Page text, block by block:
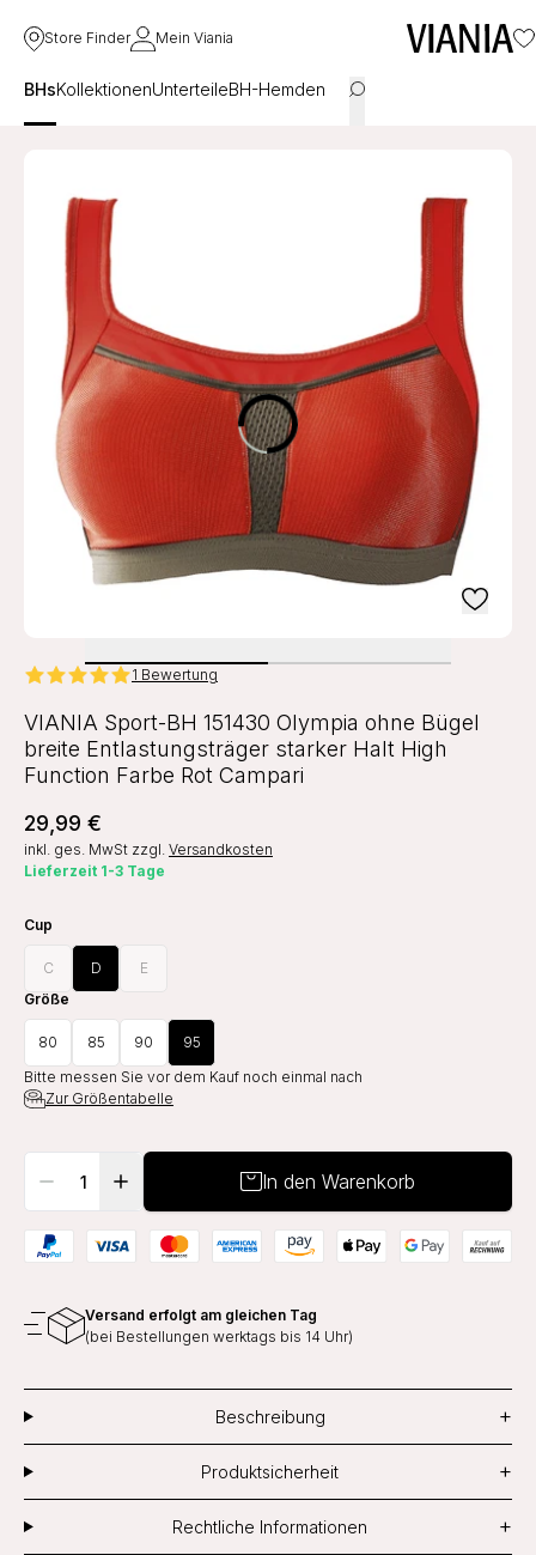
Store Finder Mein Viania
BHsKollektionenUnterteileBH-Hemden
1 Bewertung
VIANIA Sport-BH 151430 Olympia ohne Bügel
breite Entlastungsträger starker Halt High
Function Farbe Rot Campari
29,99 €
inkl. ges. MwSt zzgl. Versandkosten
Lieferzeit 1-3 Tage
Cup
C D
E
Größe
80 85 90
95
Bitte messen Sie vor dem Kauf noch einmal nach
Zur Größentabelle
In den Warenkorb
Versand erfolgt am gleichen Tag
(bei Bestellungen werktags bis 14 Uhr)
Beschreibung +
Produktsicherheit +
Rechtliche Informationen +